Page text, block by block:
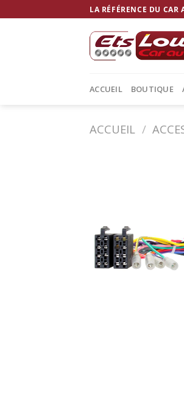
to
LA RÉFÉRENCE DU CAR
ACCUEIL BOUTIQUE
ACCUEIL /